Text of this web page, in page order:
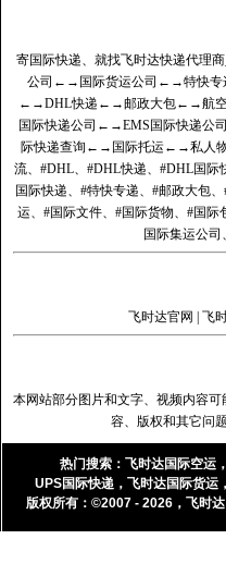
寄国际快递、就找飞时达快递代理
公司 ←→ 国际货运公司 ←→特快专
←→DHL快递 ←→邮政大包←→航
国际快递公司 ←→EMS国际快递公司
际快递查询 ←→ 国际托运←→私人
流、#DHL、#DHL快递、#DHL国际
国际快递、#特快专递、#邮政大包
运、#国际文件、#国际货物、#国
国际集运公
飞时达官网 飞
本网站部分图片和文字、视频内容
容、版权和其它问
热门搜索： 飞时达国际空运 ，
UPS国际快递 ， 飞时达国际货运 ，
版权所有：©2007 - 2026， 飞时达